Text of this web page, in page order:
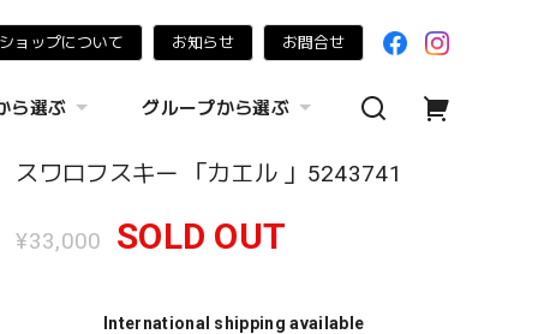
ョップについて お知らせ お問合せ
ら選ぶ グループから選ぶ
スワロフスキー 「カエル 」5243741
¥33,000 SOLD OUT
International shipping available